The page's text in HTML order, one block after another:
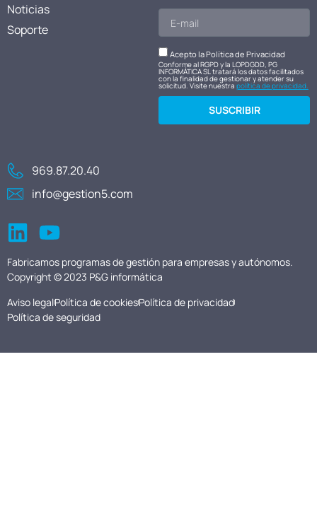
Noticias
Soporte
Acepto la Política de Privacidad
Conforme al RGPD y la LOPDGDD, PG
INFORMÁTICA SL tratará los datos facilitados
con la finalidad de gestionar y atender su
solicitud. Visite nuestra política de privacidad.
SUSCRIBIR
969.87.20.40
info@gestion5.com
Fabricamos programas de gestión para empresas y autónomos.
Copyright © 2023 P&G informática
Aviso legalPolítica de cookiesPolítica de privacidad
Política de seguridad